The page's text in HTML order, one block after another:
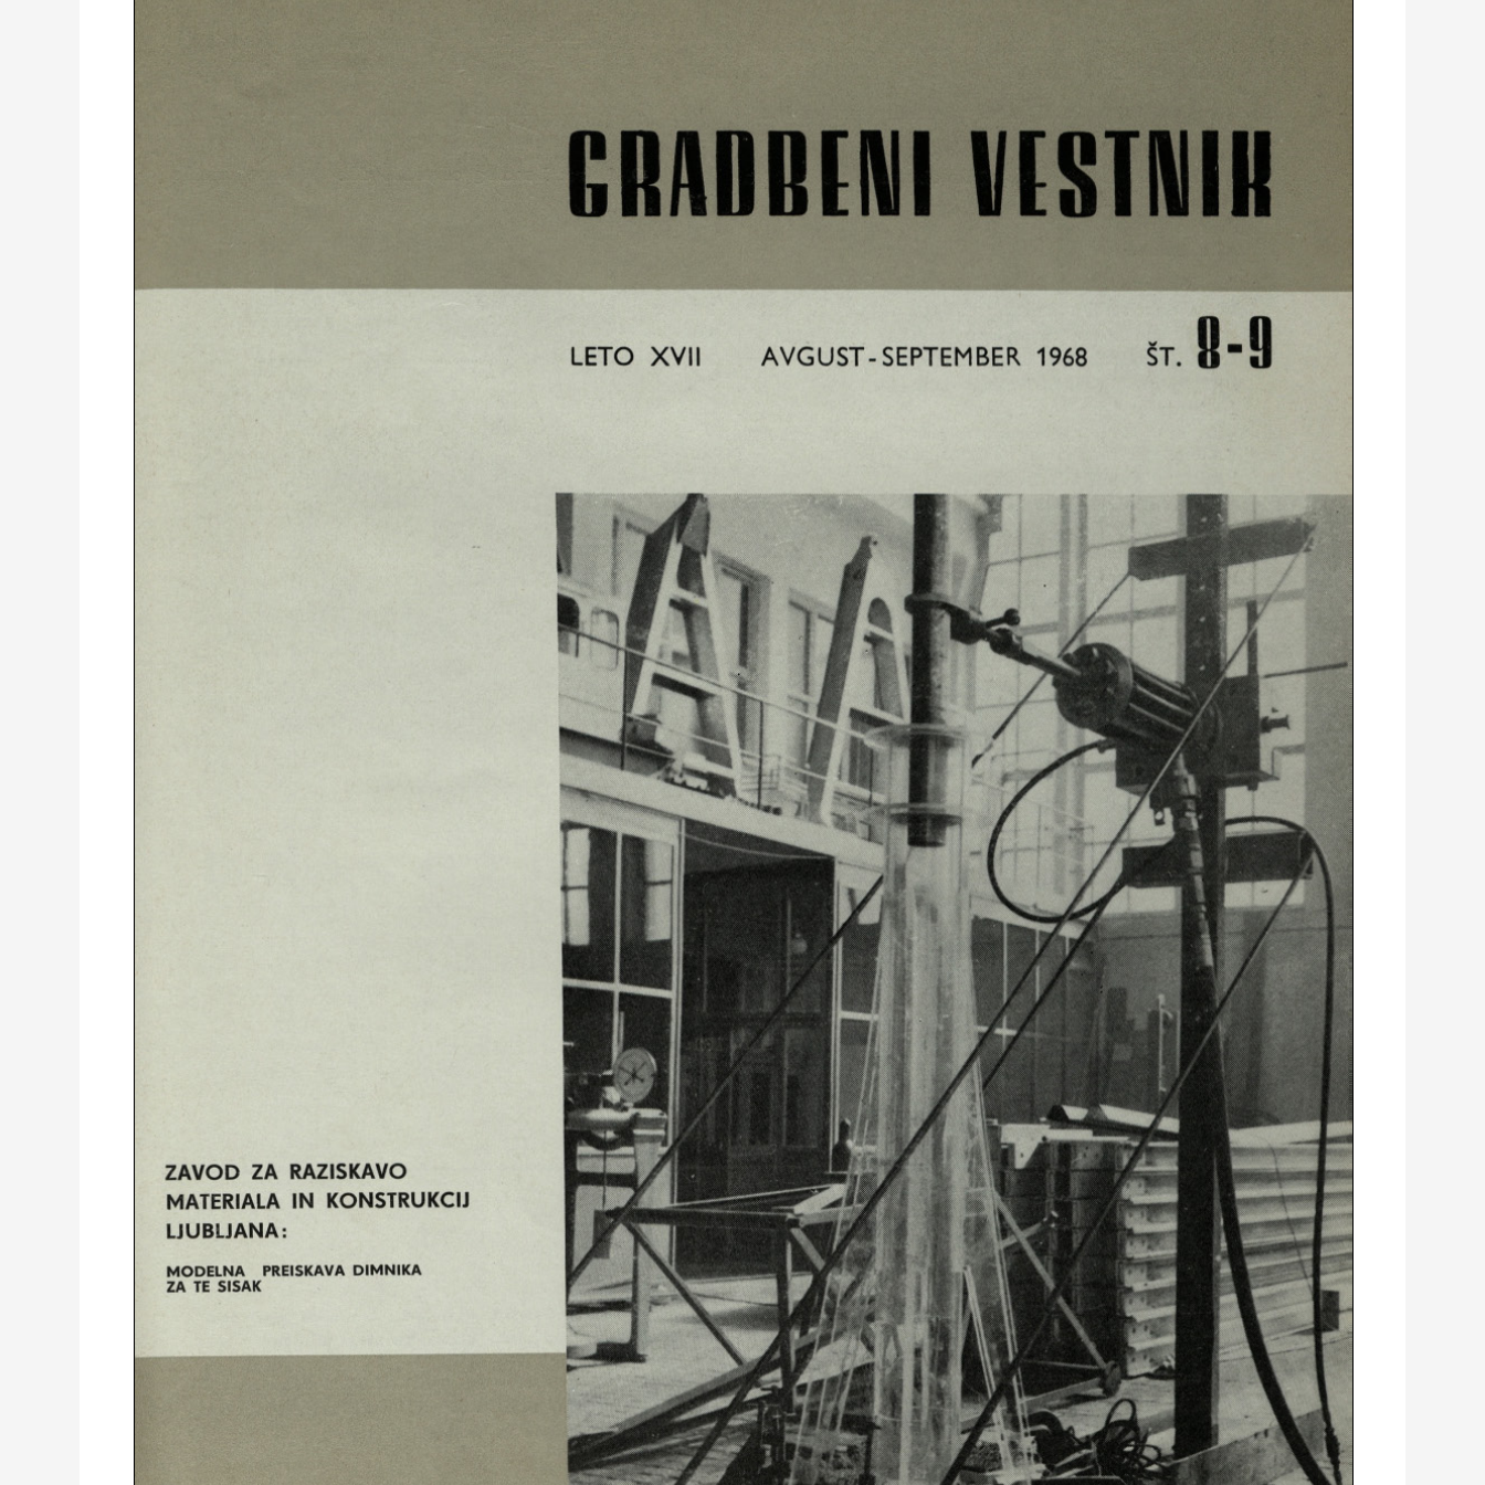
Z A V O D Z A R A Z I S K A V O
M A T E R I A L A I N K O N S T R U K C I J
L J U B L J A N A :
M O D E L N A P R E I S K A V A D I M N I K A
Z A T E S I S A K
GRADBENI
VESTNIH
LETO XVII AVGUST-SEPTEMBER 1968